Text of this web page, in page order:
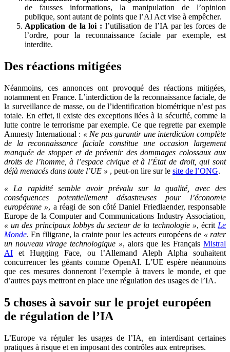
de fausses informations, la manipulation de l’opinion
publique, sont autant de points que l’AI Act vise à empêcher.
Application de la loi : l’utilisation de l’IA par les forces de
l’ordre, pour la reconnaissance faciale par exemple, est
interdite.
Des réactions mitigées
Néanmoins, ces annonces ont provoqué des réactions mitigées,
notamment en France. L’interdiction de la reconnaissance faciale, de
la surveillance de masse, ou de l’identification biométrique n’est pas
totale. En effet, il existe des exceptions liées à la sécurité, comme la
lutte contre le terrorisme par exemple. Ce que regrette par exemple
Amnesty International : « Ne pas garantir une interdiction complète
de la reconnaissance faciale constitue une occasion largement
manquée de stopper et de prévenir des dommages colossaux aux
droits de l’homme, à l’espace civique et à l’État de droit, qui sont
déjà menacés dans toute l’UE » , peut-on lire sur le site de l’ONG.
« La rapidité semble avoir prévalu sur la qualité, avec des
conséquences potentiellement désastreuses pour l’économie
européenne », a réagi de son côté Daniel Friedlaender, responsable
Europe de la Computer and Communications Industry Association,
« un des principaux lobbys du secteur de la technologie », écrit Le
Monde. En filigrane, la crainte pour les acteurs européens de « rater
un nouveau virage technologique », alors que les Français Mistral
AI et Hugging Face, ou l’Allemand Aleph Alpha souhaitent
concurrencer les géants comme OpenAI. L’UE espère néanmoins
que ces mesures donneront l’exemple à travers le monde, et que
d’autres pays mettront en place une régulation des usages de l’IA.
5 choses à savoir sur le projet européen
de régulation de l’IA
L’Europe va réguler les usages de l’IA, en interdisant certaines
pratiques à risque et en imposant des contrôles aux entreprises.